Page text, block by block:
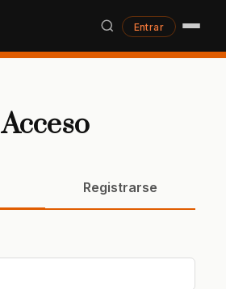
Entrar
Acceso
Registrarse